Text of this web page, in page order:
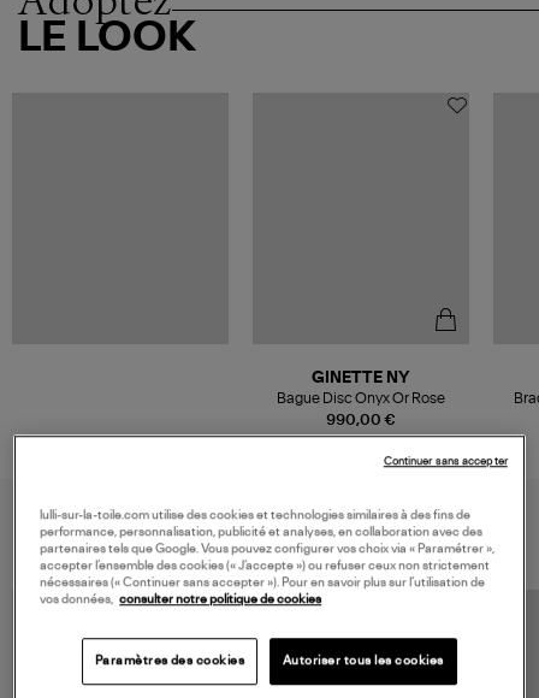
LE LOOK
990,00 €
GINETTE NY
Bague Disc Onyx Or Rose
VOUS AIMEREZ AUSSI
lulli-sur-la-toile.com utilise des cookies et technologies similaires à des fins de
performance, personnalisation, publicité et analyses, en collaboration avec des
partenaires tels que Google. Vous pouvez configurer vos choix via « Paramétrer »,
accepter l’ensemble des cookies (« J’accepte ») ou refuser ceux non strictement
nécessaires (« Continuer sans accepter »). Pour en savoir plus sur l’utilisation de
vos données,
consulter notre politique de cookies
Paramètres des cookies Autoriser tous les cookies
Continuer sans accepter